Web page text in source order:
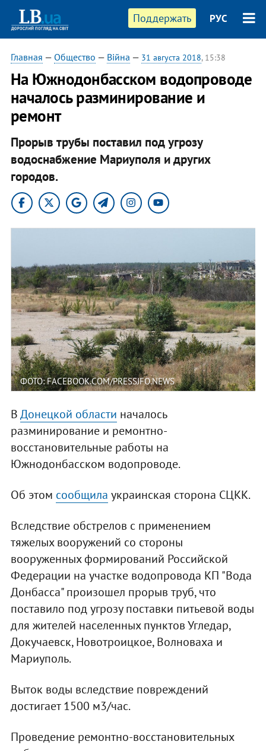
Поддержать РУС
Главная — Общество — Війна — 31 августа 2018, 15:38
На Южнодонбасском водопроводе
началось разминирование и
ремонт
Прорыв трубы поставил под угрозу
водоснабжение Мариуполя и других
городов.
ФОТО: FACEBOOK.COM/PRESSJFO.NEWS
ВДонецкой области началось
разминирование и ремонтно-
восстановительные работы на
Южнодонбасском водопроводе.
Об этом сообщила украинская сторона СЦКК.
Вследствие обстрелов с применением
тяжелых вооружений со стороны
вооруженных формирований Российской
Федерации на участке водопровода КП "Вода
Донбасса" произошел прорыв труб, что
поставило под угрозу поставки питьевой воды
для жителей населенных пунктов Угледар,
Докучаевск, Новотроицкое, Волноваха и
Мариуполь.
Выток воды вследствие повреждений
достигает 1500 м3/час.
Проведение ремонтно-восстановительных